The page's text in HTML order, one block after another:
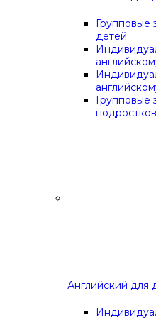
Групповые
детей
Групповые
подростков
Английский для